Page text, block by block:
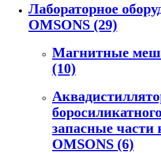
Лабораторное
OMSONS (29)
Магнитные
(10)
запасные части
OMSONS (6)